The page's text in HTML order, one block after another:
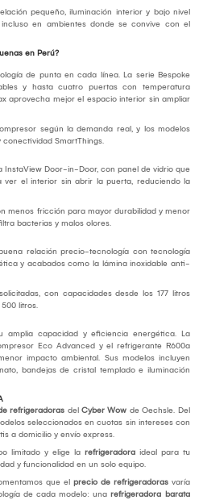
pequeño, iluminación interior y bajo nivel
en ambientes donde se convive con el
en Perú?
de punta en cada línea. La serie Bespoke
y hasta cuatro puertas con temperatura
aprovecha mejor el espacio interior sin ampliar
según la demanda real, y los modelos
SmartThings.
InstaView Door-in-Door, con panel de vidrio que
ver el interior sin abrir la puerta, reduciendo la
menos fricción para mayor durabilidad y menor
bacterias y malos olores.
relación precio-tecnología con tecnología
y acabados como la lámina inoxidable anti-
con capacidades desde los 177 litros
litros.
amplia capacidad y eficiencia energética. La
Eco Advanced y el refrigerante R600a
impacto ambiental. Sus modelos incluyen
bandejas de cristal templado e iluminación
refrigeradoras del Cyber Wow de Oechsle. Del
seleccionados en cuotas sin intereses con
a domicilio y envío express.
limitado y elige la refrigeradora ideal para tu
y funcionalidad en un solo equipo.
que el precio de refrigeradoras varía
de cada modelo: una refrigeradora barata